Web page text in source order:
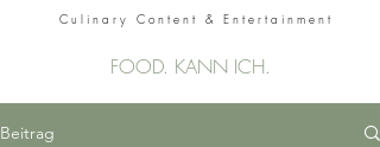
Culinary Content & Entertainment
FOOD. KANN ICH.
Beitrag